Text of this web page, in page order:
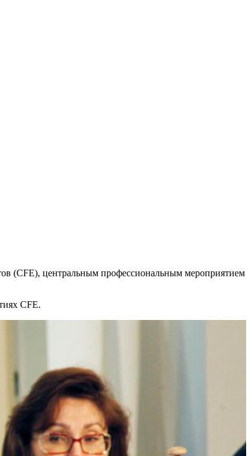
(CFE), центральным профессиональным мероприятием
CFE.